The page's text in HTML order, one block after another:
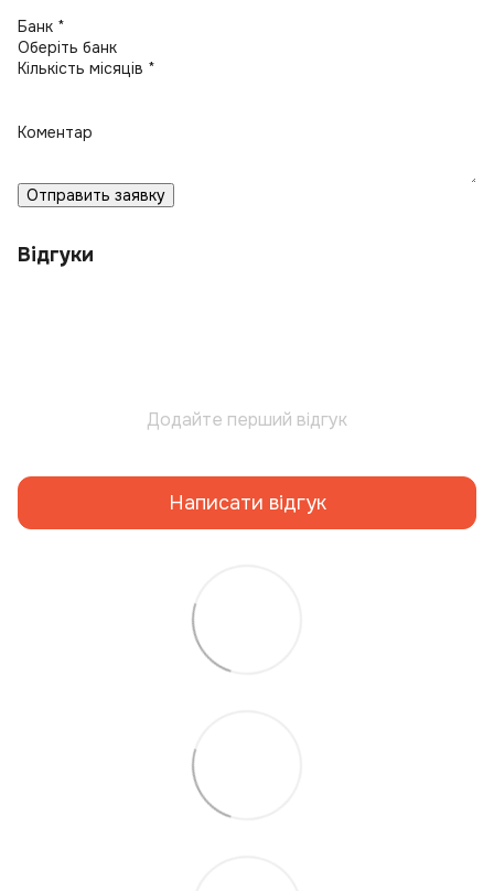
Банк *
Кількість місяців *
Коментар
Отправить заявку
Відгуки
Додайте перший відгук
Написати відгук